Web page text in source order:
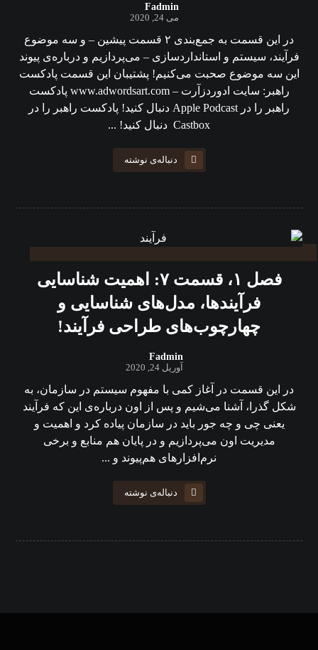
Fadmin
می 24, 2020
در این قسمت به جمع‌بندی ۲ قسمت پیشین – و سه موضوع
فرآیند، سیستم و استانداردسازی – می‌پردازیم و درباره‌ی پیوند
این سه موضوع صحبت می‌کنیم! پشتیبان این قسمت پادکست
راهبر: سایت ادوردزآرت – www.adwordsart.com پادکست
راهبر را در Apple Podcast دنبال کنید! پادکست راهبر را در
Castbox دنبال کنید! ...
دنباله‌ی نوشته
فصل ۱، قسمت ۷: اهمیت شناسایی
فرآیندها، مدل‌های شناسایی و
چهارچوب‌های طراحی فرآیند!
Fadmin
آوریل 24, 2020
در این قسمت در آغاز کمی با مفهوم سیستم در سازمان، به
شکل گذرا، آشنا می‌شیم و پس از اون درباره‌ی این که فرآیند
یعنی چی و چه جور باید در سازمان پیاده کرد و اهمیت و
مدیریت اون می‌پردازیم و در پایان هم منابع و برخی
نرم‌افزارهای هم‌پیوند و ...
دنباله‌ی نوشته